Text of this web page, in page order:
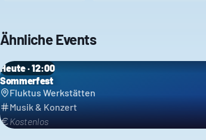
Ähnliche Events
Heute · 12:00
Sommerfest
Fluktus Werkstätten
Musik & Konzert
Kostenlos